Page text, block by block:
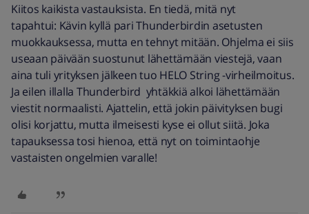
Kiitos kaikista vastauksista. En tiedä, mitä nyt
tapahtui: Kävin kyllä pari Thunderbirdin asetusten
muokkauksessa, mutta en tehnyt mitään. Ohjelma ei siis
useaan päivään suostunut lähettämään viestejä, vaan
aina tuli yrityksen jälkeen tuo HELO String -virheilmoitus.
Ja eilen illalla Thunderbird yhtäkkiä alkoi lähettämään
viestit normaalisti. Ajattelin, että jokin päivityksen bugi
olisi korjattu, mutta ilmeisesti kyse ei ollut siitä. Joka
tapauksessa tosi hienoa, että nyt on toimintaohje
vastaisten ongelmien varalle!